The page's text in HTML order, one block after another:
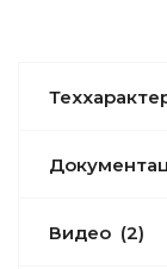
Видео (2)